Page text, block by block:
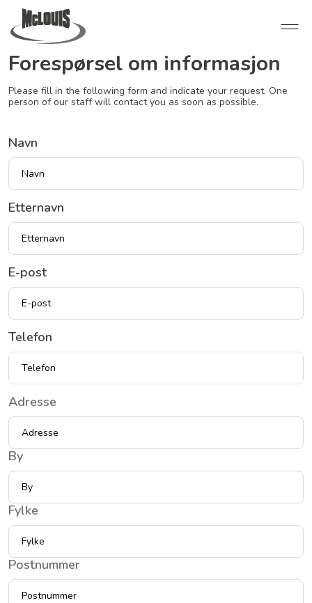
Forespørsel om informasjon
Please fill in the following form and indicate your request. One
person of our staff will contact you as soon as possible.
Navn
Etternavn
E-post
Telefon
Addresse
Adresse
By
Fylke
Postnummer